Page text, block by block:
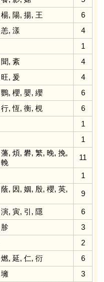
楊, 陽, 揚, 王
6
恙, 漾
4
1
聞, 紊
4
旺, 爰
4
鸚, 櫻, 嬰, 纓
6
行,恆, 衡, 梘
6
1
1
藩, 煩, 礬, 繁, 晚, 挽,
輓
11
1
蔭, 因, 姻, 殷, 櫻, 英,
9
演, 寅, 引 , 隱
6
胗
3
2
燃, 延, 仁, 衍
6
㙲 3